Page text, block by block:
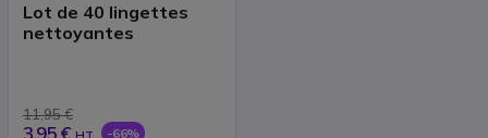
Lot de 40 lingettes
nettoyantes
11,95 €
3,95 € -66%